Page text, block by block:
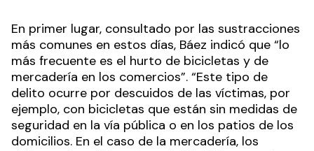
En primer lugar, consultado por las sustracciones
más comunes en estos días, Báez indicó que “lo
más frecuente es el hurto de bicicletas y de
mercadería en los comercios”. “Este tipo de
delito ocurre por descuidos de las víctimas, por
ejemplo, con bicicletas que están sin medidas de
seguridad en la vía pública o en los patios de los
domicilios. En el caso de la mercadería, los